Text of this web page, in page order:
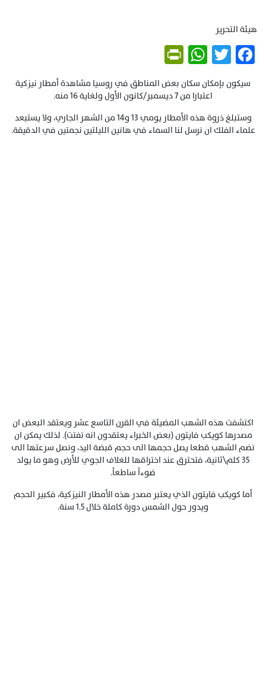
هيئة التحرير
Facebook
Twitter
WhatsApp
سيكون بإمكان سكان بعض المناطق في روسيا مشاهدة أمطار نيزكية
اعتبارا من 7 ديسمبر/كانون الأول ولغاية 16 منه.
وستبلغ ذروة هذه الأمطار يومي 13 و14 من الشهر الجاري، ولا يستبعد
علماء الفلك ان ترسل لنا السماء في هاتين الليلتين نجمتين في الدقيقة.
اكتشفت هذه الشهب المضيئة في القرن التاسع عشر ويعتقد البعض ان
مصدرها كويكب فايتون (بعض الخبراء يعتقدون انه تفتت). لذلك يمكن ان
تضم الشهب قطعا يصل حجمها الى حجم قبضة اليد، وتصل سرعتها الى
35 كلم\ثانية، فتحترق عند اختراقها للغلاف الجوي للأرض وهو ما يولد
ضوءاً ساطعاً.
أما كويكب فايتون الذي يعتبر مصدر هذه الأمطار النيزكية، فكبير الحجم
ويدور حول الشمس دورة كاملة خلال 1.5 سنة.